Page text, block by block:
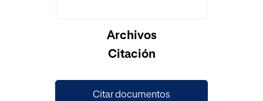
Archivos
Citación
Citar documentos